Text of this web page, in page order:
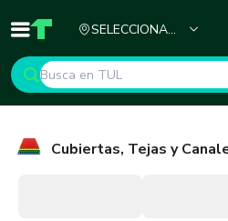
Inicio TUL - Tu Marketplace de
SELECCIONA
Cubiertas, Tejas y